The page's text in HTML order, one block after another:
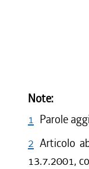
Note:
1 Parole
2 Articolo
13.7.2001,